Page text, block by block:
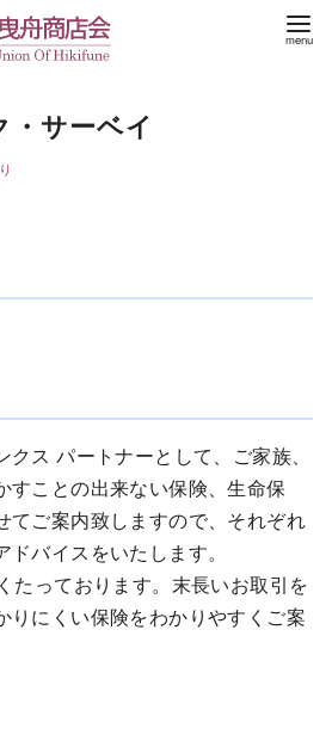
サーベイ
ス パートナーとして、ご家族、
すことの出来ない保険、生命保
てご案内致しますので、それぞれ
バイスをいたします。
たっております。末長いお取引を
りにくい保険をわかりやすくご案